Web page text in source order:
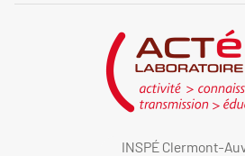
INSPÉ Clermont-